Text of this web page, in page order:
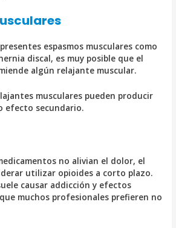
espasmos musculares como
discal, es muy posible que el
algún relajante muscular.
musculares pueden producir
efecto secundario.
no alivian el dolor, el
utilizar opioides a corto plazo.
causar addicción y efectos
muchos profesionales prefieren no